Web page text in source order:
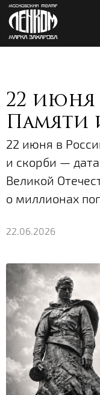
22 июня
Памяти
22 июня в
и скорби —
Великой
о миллионах
22.06.2026